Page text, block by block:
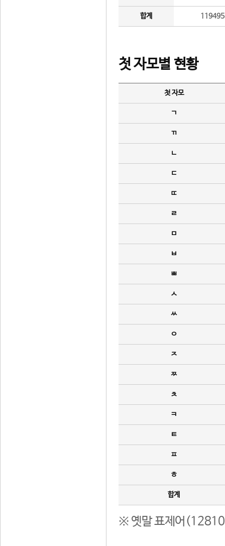
합계
첫 자모별 현황
첫 자모
ㄱ
ㄲ
ㄴ
ㄷ
ㄸ
ㄹ
ㅁ
ㅂ
ㅃ
ㅅ
ㅆ
ㅇ
ㅈ
ㅉ
ㅊ
ㅋ
ㅌ
ㅍ
ㅎ
합계
※ 옛말 표제어(12810